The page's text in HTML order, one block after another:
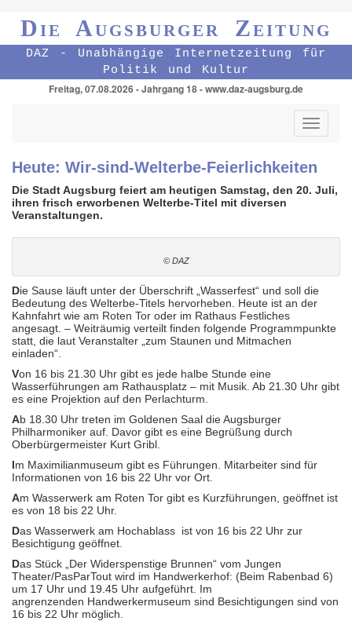
Die Augsburger Zeitung
DAZ - Unabhängige Internetzeitung für
Politik und Kultur
Freitag, 07.08.2026 - Jahrgang 18 - www.daz-augsburg.de
Toggle
Heute: Wir-sind-Welterbe-Feierlichkeiten
Die Stadt Augsburg feiert am heutigen Samstag, den 20. Juli,
ihren frisch erworbenen Welterbe-Titel mit diversen
Veranstaltungen.
© DAZ
Die Sause läuft unter der Überschrift „Wasserfest“ und soll die
Bedeutung des Welterbe-Titels hervorheben. Heute ist an der
Kahnfahrt wie am Roten Tor oder im Rathaus Festliches
angesagt. – Weiträumig verteilt finden folgende Programmpunkte
statt, die laut Veranstalter „zum Staunen und Mitmachen
einladen“.
Von 16 bis 21.30 Uhr gibt es jede halbe Stunde eine
Wasserführungen am Rathausplatz – mit Musik. Ab 21.30 Uhr gibt
es eine Projektion auf den Perlachturm.
Ab 18.30 Uhr treten im Goldenen Saal die Augsburger
Philharmoniker auf. Davor gibt es eine Begrüßung durch
Oberbürgermeister Kurt Gribl.
Im Maximilianmuseum gibt es Führungen. Mitarbeiter sind für
Informationen von 16 bis 22 Uhr vor Ort.
Am Wasserwerk am Roten Tor gibt es Kurzführungen, geöffnet ist
es von 18 bis 22 Uhr.
Das Wasserwerk am Hochablass ist von 16 bis 22 Uhr zur
Besichtigung geöffnet.
Das Stück „Der Widerspenstige Brunnen“ vom Jungen
Theater/PasParTout wird im Handwerkerhof: (Beim Rabenbad 6)
um 17 Uhr und 19.45 Uhr aufgeführt. Im
angrenzenden Handwerkermuseum sind Besichtigungen sind von
16 bis 22 Uhr möglich.